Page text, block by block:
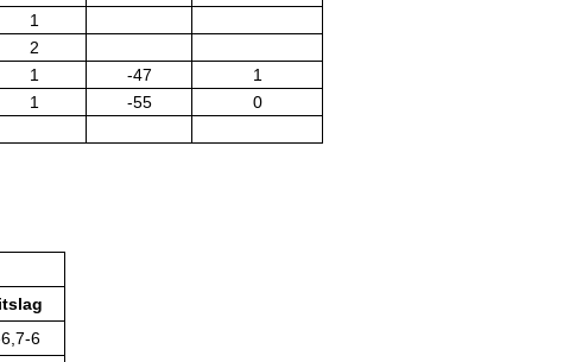
1
2
1 -47
1
1 -55
0
6